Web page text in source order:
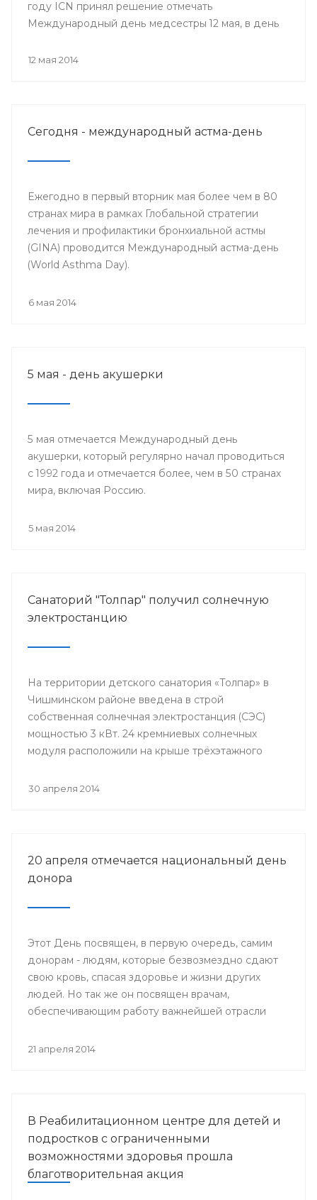
году ICN принял решение отмечать
Международный день медсестры 12 мая, в день
основательниц службы сестёр милосердия
12 мая 2014
Сегодня - международный астма-день
Ежегодно в первый вторник мая более чем в 80
странах мира в рамках Глобальной стратегии
лечения и профилактики бронхиальной астмы
(GINA) проводится Международный астма-день
(World Asthma Day).
6 мая 2014
5 мая - день акушерки
5 мая отмечается Международный день
акушерки, который регулярно начал проводиться
с 1992 года и отмечается более, чем в 50 странах
мира, включая Россию.
5 мая 2014
Санаторий "Толпар" получил солнечную
электростанцию
На территории детского санатория «Толпар» в
Чишминском районе введена в строй
собственная солнечная электростанция (СЭС)
мощностью 3 кВт. 24 кремниевых солнечных
модуля расположили на крыше трёхэтажного
30 апреля 2014
20 апреля отмечается национальный день
донора
Этот День посвящен, в первую очередь, самим
донорам - людям, которые безвозмездно сдают
свою кровь, спасая здоровье и жизни других
людей. Но так же он посвящен врачам,
обеспечивающим работу важнейшей отрасли
21 апреля 2014
В Реабилитационном центре для детей и
подростков с ограниченными
возможностями здоровья прошла
благотворительная акция